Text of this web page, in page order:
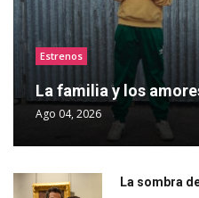
Estrenos
La familia y los
Ago 04, 2026
La sombra